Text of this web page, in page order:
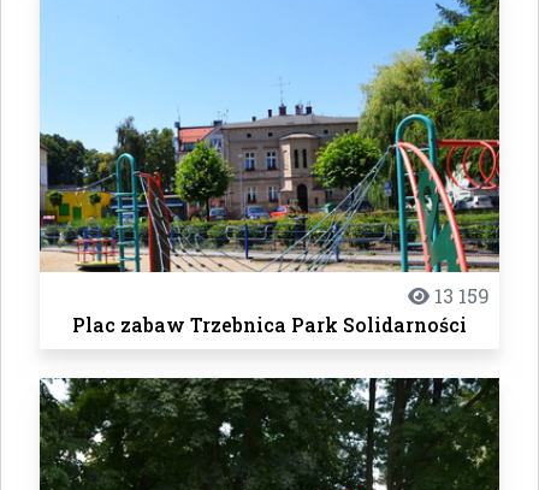
13 159
Plac zabaw Trzebnica Park Solidarności